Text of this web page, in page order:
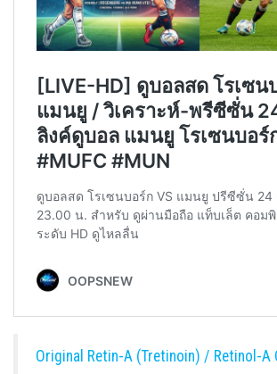
Original Retin-A (Tretinoin) / Retinol-A